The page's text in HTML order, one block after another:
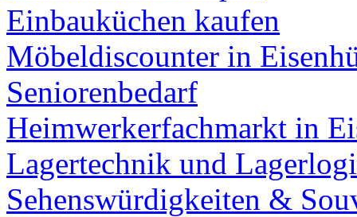
Einbauküchen kaufen
Möbeldiscounter in
Seniorenbedarf
Heimwerkerfachmarkt in
Lagertechnik und
Sehenswürdigkeiten &